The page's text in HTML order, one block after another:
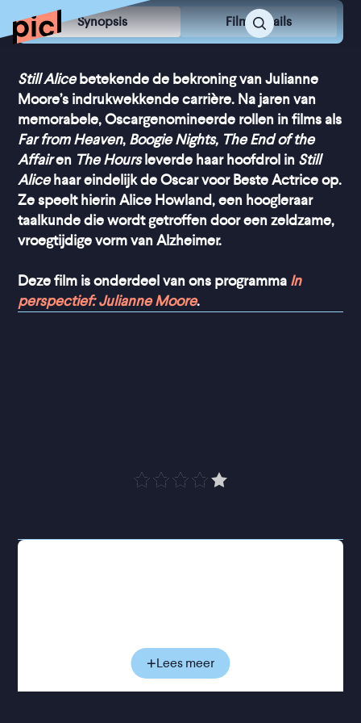
Synopsis Film Details
Still Alicebetekende de bekroning van Julianne
Moore’s indrukwekkende carrière. Na jaren van
memorabele, Oscargenomineerde rollen in films als
Far from Heaven, Boogie Nights, The End of the
Affairen The Hoursleverde haar hoofdrol in Still
Alicehaar eindelijk de Oscar voor Beste Actrice op.
Ze speelt hierin Alice Howland, een hoogleraar
taalkunde die wordt getroffen door een zeldzame,
vroegtijdige vorm van Alzheimer.
Deze film is onderdeel van ons programma In
perspectief: Julianne Moore.
Alice heeft haar leven op orde: ze is een gevierd
onverbiddelijk: een zeldzame, vroegtijdige vorm
van de ziekte van Alzheimer. Terwijl Alice langzaam
grip verliest op haar herinneringen, probeert haar
Lees meer